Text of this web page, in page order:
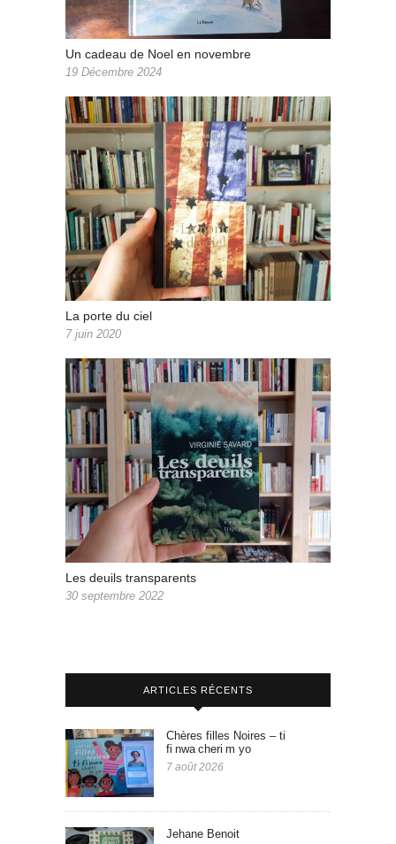
Un cadeau de Noel en novembre
19 Décembre 2024
La porte du ciel
7 juin 2020
Les deuils transparents
30 septembre 2022
ARTICLES RÉCENTS
Chères filles Noires – ti
fi nwa cheri m yo
7 août 2026
Jehane Benoit